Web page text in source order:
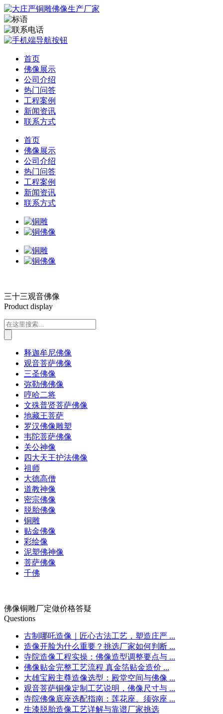
首页
佛像展示
公司介绍
热门问答
工程案例
新闻资讯
联系方式
首页
佛像展示
公司介绍
热门问答
工程案例
新闻资讯
联系方式
三十三观音佛像
Product display
释迦牟尼佛像
观音菩萨佛像
三圣佛像
弥勒佛佛像
哼哈二将
文殊普贤菩萨佛像
地藏王菩萨
罗汉佛像雕塑
韦陀菩萨佛像
关公神像
四大天王护法佛像
祖师
大德高僧
道教神像
密宗佛像
脱胎佛像
铜雕
贴金佛像
彩绘像
泥塑佛神像
菩萨佛像
千佛
佛像铜雕厂定做价格答疑
Questions
古制哪吒造像｜匠心古法工艺，塑造庄严 ...
造像开脸为什么重要？挑选厂家如何判断 ...
寺院造像工程实操：佛像造型调整要点与 ...
佛像贴金完整工艺流程 真金箔贴金造价 ...
大雄宝殿主尊造像选型：殿堂空间与佛像 ...
观音菩萨铜像定制工艺说明，佛像尺寸与 ...
寺院佛像底座选配指南：莲花座、须弥座 ...
生漆脱胎造像工艺详解与靠谱厂家挑选